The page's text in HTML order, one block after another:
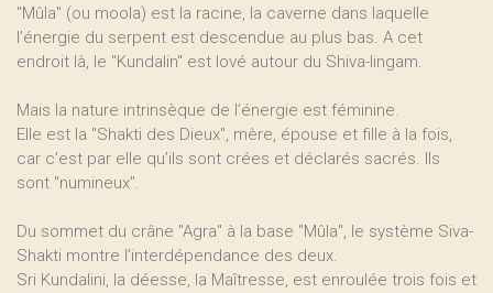
"Mûla" (ou moola) est la racine, la caverne dans laquelle
l’énergie du serpent est descendue au plus bas. A cet
endroit là, le "Kundalin" est lové autour du Shiva-lingam.
Mais la nature intrinsèque de l’énergie est féminine.
Elle est la "Shakti des Dieux", mère, épouse et fille à la fois,
car c’est par elle qu’ils sont crées et déclarés sacrés. Ils
sont "numineux".
Du sommet du crâne "Agra" à la base "Mûla", le système Siva-
Shakti montre l’interdépendance des deux.
Sri Kundalini, la déesse, la Maîtresse, est enroulée trois fois et